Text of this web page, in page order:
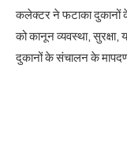
कलेक्टर ने फटाका दुकानों के
को कानून व्यवस्था, सुरक्षा,
दुकानों के संचालन के